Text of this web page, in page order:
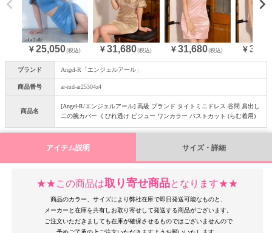
¥25,050(税込) ¥31,680(税込) ¥ 31,680(税込) ¥
ブランド Angel-R「エンジェルアール」
商品番号 ar-md-ar25304z4
商品名
[Angel-R/エンジェルアール] 高級 ブランド タイトミニドレス 谷間 肩出し
二の腕カバー くびれ透け ビジュー ワンカラー バストカット (らむ着用)
アイテム説明 サイズ・詳細
★★この商品は取り寄せ商品となります★★
商品のカラー、サイズにより弊社在庫で即日発送可能なものと、
メーカーと在庫を共有しお取り寄せして発送する商品がございます。
ご注文いただきましても在庫が確保させるものではございませんので